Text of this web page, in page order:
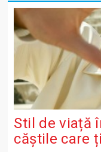
Stil de viață
căștile care